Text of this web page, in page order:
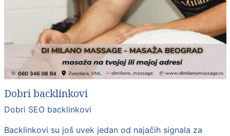
Dobri backlinkovi
Dobri SEO backlinkovi
Backlinkovi su još uvek jedan od najačih signala za